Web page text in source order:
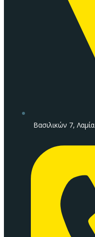
Βασιλικών 7, Λαμία